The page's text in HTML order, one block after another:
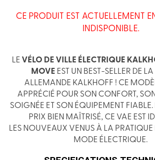
CE PRODUIT EST ACTUELLEMENT
INDISPONIBLE.
LE VÉLO DE VILLE ÉLECTRIQUE
MOVE EST UN BEST-SELLER DE
ALLEMANDE KALKHOFF ! CE
APPRÉCIÉ POUR SON CONFORT,
SOIGNÉE ET SON ÉQUIPEMENT
PRIX BIEN MAÎTRISÉ, CE VAE EST
LES NOUVEAUX VENUS À LA PRATIQUE
MODE ÉLECTRIQUE.